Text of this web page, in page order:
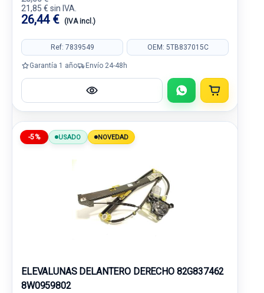
21,85 € sin IVA.
26,44 € (IVA incl.)
Ref: 7839549 OEM: 5TB837015C
Garantía 1 año Envío 24-48h
-5% USADO NOVEDAD
ELEVALUNAS DELANTERO DERECHO 82G837462
8W0959802